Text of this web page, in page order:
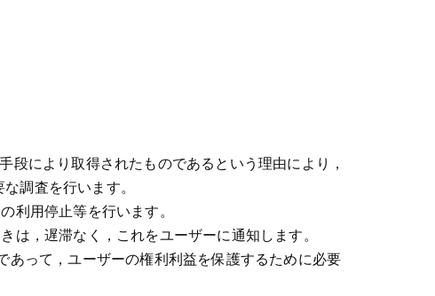
により取得されたものであるという理由により，
調査を行います。
利用停止等を行います。
，遅滞なく，これをユーザーに通知します。
って，ユーザーの権利利益を保護するために必要